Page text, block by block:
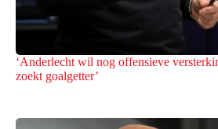
‘Anderlecht wil nog offensieve
zoekt goalgetter’